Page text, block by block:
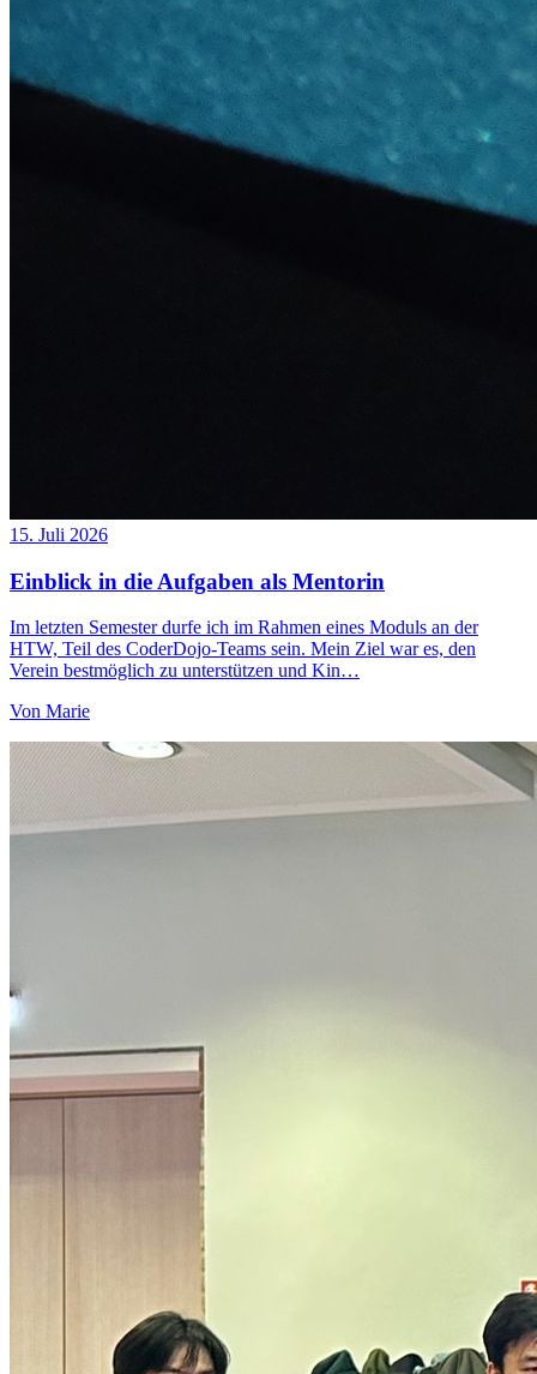
15. Juli 2026
Einblick in die Aufgaben als Mentorin
Im letzten Semester durfe ich im Rahmen eines Moduls an der
HTW, Teil des CoderDojo-Teams sein. Mein Ziel war es, den
Verein bestmöglich zu unterstützen und Kin…
Von Marie